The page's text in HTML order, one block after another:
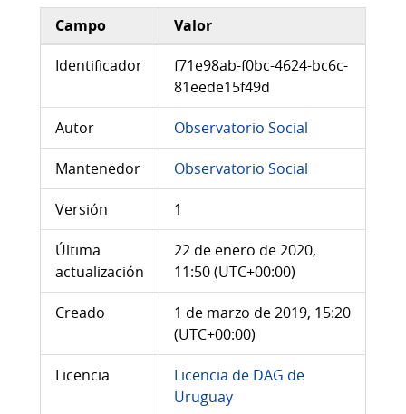
Campo
Valor
Identificador
f71e98ab-f0bc-4624-bc6c-
81eede15f49d
Autor Observatorio Social
Mantenedor Observatorio Social
Versión 1
Última
actualización
22 de enero de 2020,
11:50 (UTC+00:00)
Creado
1 de marzo de 2019, 15:20
(UTC+00:00)
Licencia
Licencia de DAG de
Uruguay